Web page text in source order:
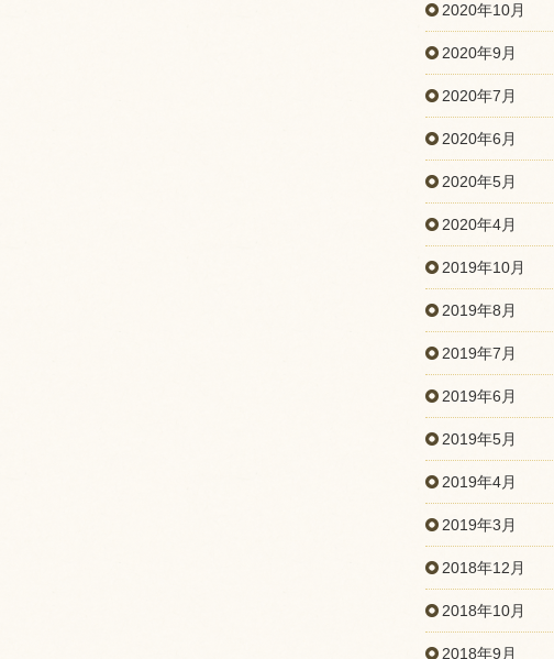
2020年10月
2020年9月
2020年7月
2020年6月
2020年5月
2020年4月
2019年10月
2019年8月
2019年7月
2019年6月
2019年5月
2019年4月
2019年3月
2018年12月
2018年10月
2018年9月